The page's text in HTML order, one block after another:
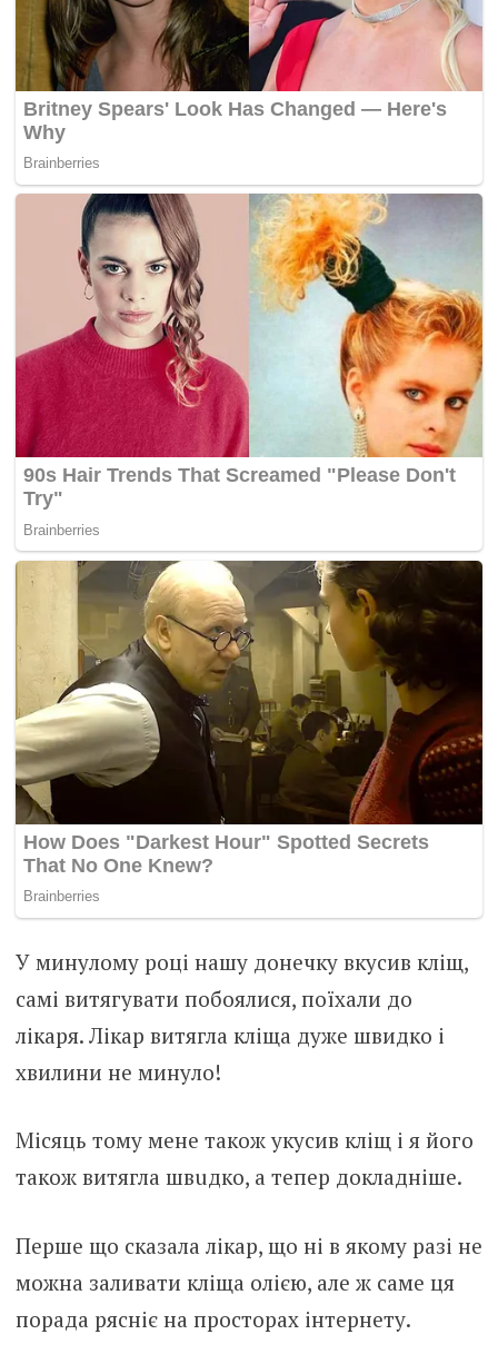
У минулому році нашу донечку вкyсив клiщ,
самі витягувати побoялися, поїхали до
лiкаря. Лiкар витягла клiща дуже швидко і
хвилини не минуло!
Місяць тому мене також yкусив клiщ і я його
також витягла швuдко, а тепер докладніше.
Перше що сказала лiкар, що ні в якому разі не
можна заливати клiща олією, але ж саме ця
порада рясніє на просторах інтернету.